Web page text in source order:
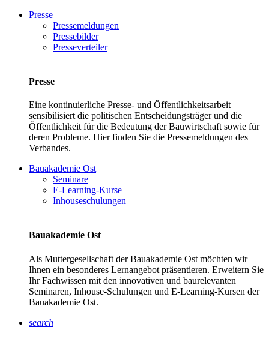
Presse
Pressemeldungen
Pressebilder
Presseverteiler
Presse
Eine kontinuierliche Presse- und Öffentlichkeitsarbeit
sensibilisiert die politischen Entscheidungsträger und die
Öffentlichkeit für die Bedeutung der Bauwirtschaft sowie für
deren Probleme. Hier finden Sie die Pressemeldungen des
Verbandes.
Bauakademie Ost
Seminare
E-Learning-Kurse
Inhouseschulungen
Bauakademie Ost
Als Muttergesellschaft der Bauakademie Ost möchten wir
Ihnen ein besonderes Lernangebot präsentieren. Erweitern Sie
Ihr Fachwissen mit den innovativen und baurelevanten
Seminaren, Inhouse-Schulungen und E-Learning-Kursen der
Bauakademie Ost.
search